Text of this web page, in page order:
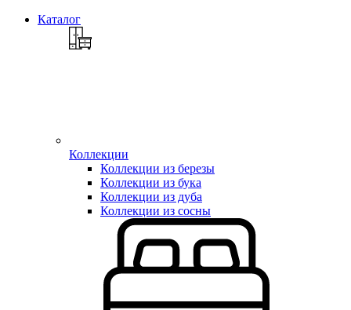
Каталог
Коллекции
Коллекции из березы
Коллекции из бука
Коллекции из дуба
Коллекции из сосны